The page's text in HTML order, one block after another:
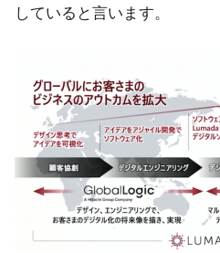
していると言います。